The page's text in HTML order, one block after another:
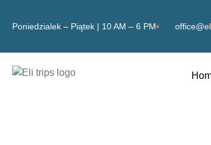
Poniedzialek – Piątek | 10 AM – 6 PM